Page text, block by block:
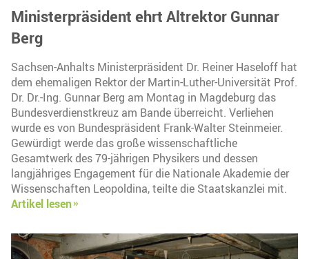
Ministerpräsident ehrt Altrektor Gunnar
Berg
Sachsen-Anhalts Ministerpräsident Dr. Reiner Haseloff hat
dem ehemaligen Rektor der Martin-Luther-Universität Prof.
Dr. Dr.-Ing. Gunnar Berg am Montag in Magdeburg das
Bundesverdienstkreuz am Bande überreicht. Verliehen
wurde es von Bundespräsident Frank-Walter Steinmeier.
Gewürdigt werde das große wissenschaftliche
Gesamtwerk des 79-jährigen Physikers und dessen
langjähriges Engagement für die Nationale Akademie der
Wissenschaften Leopoldina, teilte die Staatskanzlei mit.
Artikel lesen